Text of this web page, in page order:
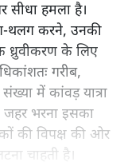
हमला है।
थलग करने, उनकी
ध्रुवीकरण के लिए
गरीब,
में कांवड़ यात्रा
भरना इसका
की विपक्ष की ओर
चाहती है।